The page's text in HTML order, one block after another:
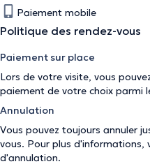
Paiement mobile
Politique des rendez-vous
Paiement sur place
Lors de votre visite, vous
paiement de votre choix parmi
Annulation
Vous pouvez toujours annuler
vous. Pour plus d'informations,
d'annulation.